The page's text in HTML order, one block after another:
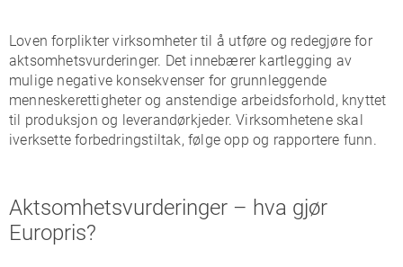
Loven forplikter virksomheter til å utføre og redegjøre for
aktsomhetsvurderinger. Det innebærer kartlegging av
mulige negative konsekvenser for grunnleggende
menneskerettigheter og anstendige arbeidsforhold, knyttet
til produksjon og leverandørkjeder. Virksomhetene skal
iverksette forbedringstiltak, følge opp og rapportere funn.
Aktsomhetsvurderinger – hva gjør
Europris?